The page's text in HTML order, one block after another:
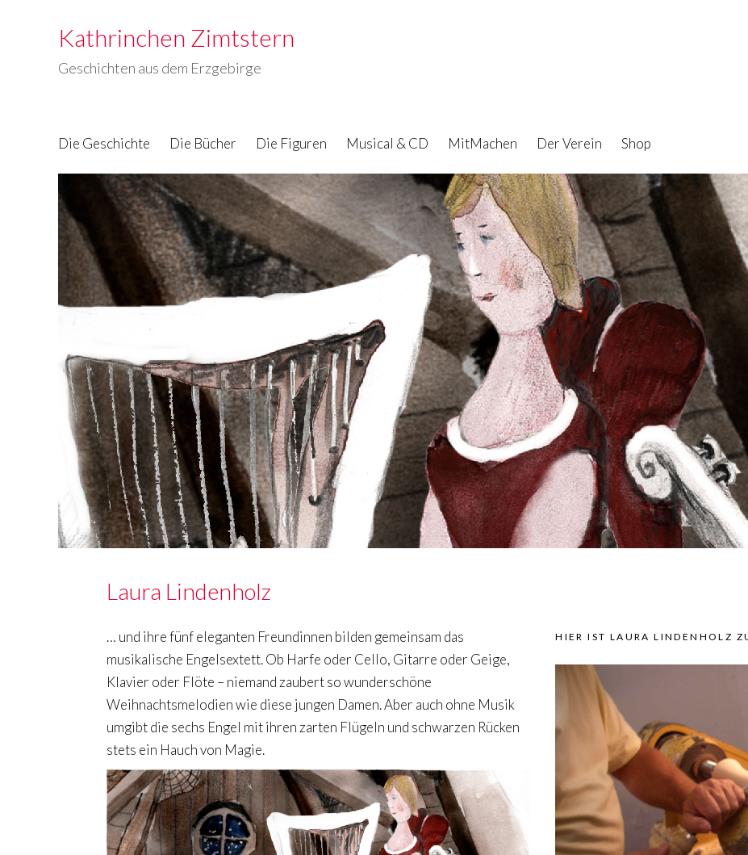
Kathrinchen Zimtstern
Geschichten aus dem Erzgebirge
Die Geschichte Die Bücher Die Figuren Musical & CD MitMachen Der Verein Shop
Laura Lindenholz
… und ihre fünf eleganten Freundinnen bilden gemeinsam das
musikalische Engelsextett. Ob Harfe oder Cello, Gitarre oder Geige,
Klavier oder Flöte – niemand zaubert so wunderschöne
Weihnachtsmelodien wie diese jungen Damen. Aber auch ohne Musik
umgibt die sechs Engel mit ihren zarten Flügeln und schwarzen Rücken
stets ein Hauch von Magie.
HIER IST LAURA LINDENHOLZ